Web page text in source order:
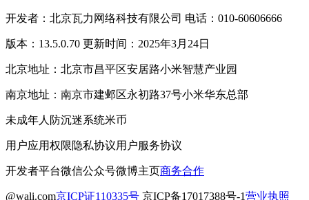
开发者：北京瓦力网络科技有限公司 电话：010-60606666
版本：13.5.0.70 更新时间：2025年3月24日
北京地址：北京市昌平区安居路小米智慧产业园
南京地址：南京市建邺区永初路37号小米华东总部
未成年人防沉迷系统米币
用户应用权限隐私协议用户服务协议
开发者平台微信公众号微博主页商务合作
@wali.com京ICP证110335号 京ICP备17017388号-1营业执照